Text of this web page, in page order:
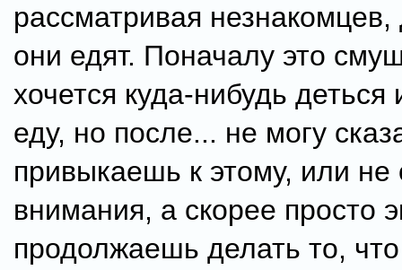
рассматривая
они едят. Поначалу это
хочется куда-нибудь деться
еду, но после... не могу
привыкаешь к этому, или
внимания, а скорее просто
продолжаешь делать то,